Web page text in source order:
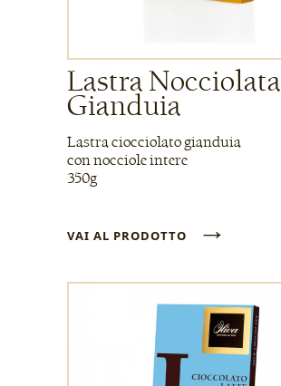
Lastra Nocciolata
Gianduia
Lastra ciocciolato gianduia
con nocciole intere
350g
VAI AL PRODOTTO →